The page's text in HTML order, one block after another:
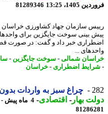
1405، 13:25
81289346
سازمان جهاد کشاورزی خراسان
بینی سوخت جایگزین برای واحدهای
خبر داد و گفت: در صورت قطع
...
شمالی-سوخت جایگزین-
اضطراری - خراسان
چراغ سبز به واردات بدون
بهار -اقتصادی-4 ماه پیش - یکشنبه 30 فروردین 1405، 03:18